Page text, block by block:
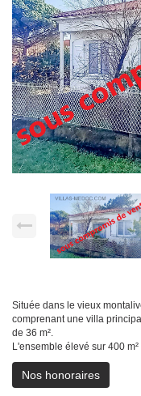
Située dans le vieux
comprenant une villa
de 36 m².
L'ensemble élevé sur 400
Nos honoraires